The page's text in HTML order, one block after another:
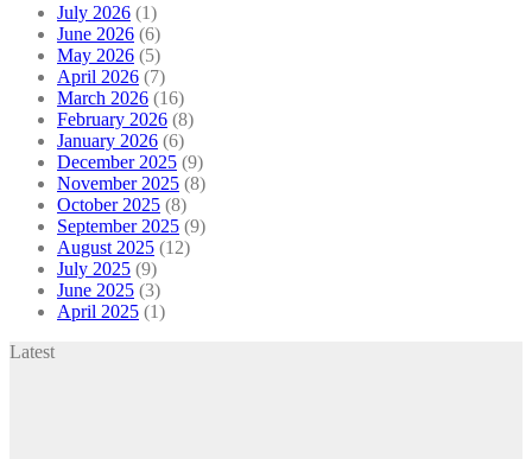
July 2026 (1)
June 2026 (6)
May 2026 (5)
April 2026 (7)
March 2026 (16)
February 2026 (8)
January 2026 (6)
December 2025 (9)
November 2025 (8)
October 2025 (8)
September 2025 (9)
August 2025 (12)
July 2025 (9)
June 2025 (3)
April 2025 (1)
Latest